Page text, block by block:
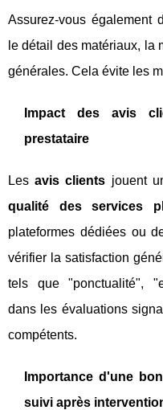
Assurez-vous également
le détail des matériaux,
générales. Cela évite les
Impact des avis
prestataire
Lesavis clients jouent
qualité des services
plateformes dédiées ou
vérifier la satisfaction
tels que "ponctualité",
dans les évaluations
compétents.
Importance d'une
suivi après